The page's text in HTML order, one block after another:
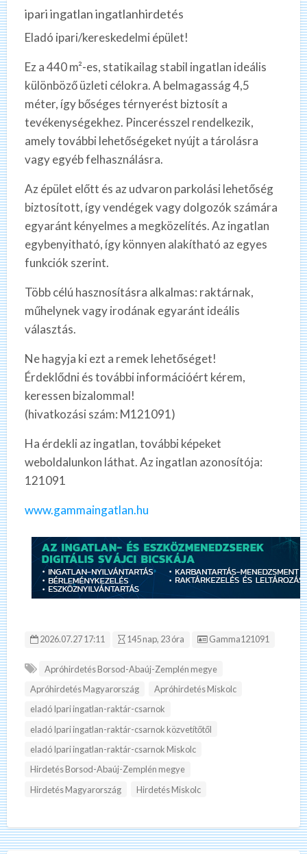
ipari ingatlan ingatlanhirdetés
Eladó ipari/kereskedelmi épület!
Ez a 440 m²-es, statikailag stabil ingatlan ideális
különböző üzleti célokra. A belmagasság 4,5
méter, így bőséges térnyerést biztosít a
tevékenységekhez. Pincerésszel rendelkezik,
amely további lehetőségeket nyújt a tárolásra
vagy egyéb felhasználásra.
Az épület előtt és az udvaron parkolási lehetőség
biztosított, így vendégek vagy dolgozók számára
egyaránt kényelmes a megközelítés. Az ingatlan
egybenyitható, így könnyen alakítható az egyes
funkciók szerint.
Több célú hasznosításra alkalmas: raktárnak,
műhelynek vagy irodának egyaránt ideális
választás.
Ne hagyja ki ezt a remek lehetőséget!
Érdeklődni és további információért kérem,
keressen bizalommal!
(hivatkozási szám: M121091)
Ha érdekli az ingatlan, további képeket
weboldalunkon láthat. Az ingatlan azonosítója:
121091
www.gammaingatlan.hu
2026.07.27 17:11 145 nap, 23 óra Hirdetés ID:
Gamma121091
Apróhirdetés Borsod-Abaúj-Zemplén megye
Apróhirdetés Magyarország
Apróhirdetés Miskolc
eladó Ipari ingatlan-raktár-csarnok
eladó Ipari ingatlan-raktár-csarnok közvetítőtől
eladó Ipari ingatlan-raktár-csarnok Miskolc
Hirdetés Borsod-Abaúj-Zemplén megye
Hirdetés Magyarország
Hirdetés Miskolc